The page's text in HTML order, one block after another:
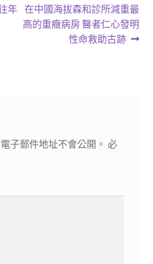
年 下
一
在中國海拔森和診所減重最
高的重癥病房 醫者仁心發明
性命救助古跡
子郵件地址不會公開。 必